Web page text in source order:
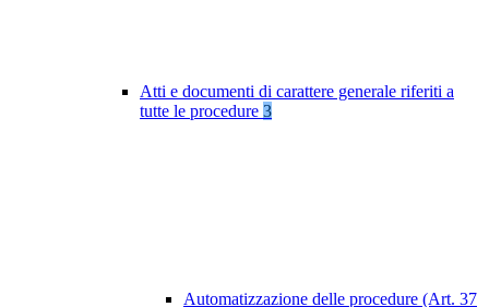
Atti e documenti di carattere generale riferiti a
tutte le procedure 3
Automatizzazione delle procedure (Art. 37